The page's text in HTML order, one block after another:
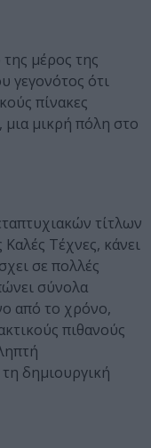
μέρος της
γεγονότος ότι
πίνακες
μικρή πόλη στο
τίτλων
Τέχνες, κάνει
σε πολλές
σύνολα
από το χρόνο,
πιθανούς
δημιουργική